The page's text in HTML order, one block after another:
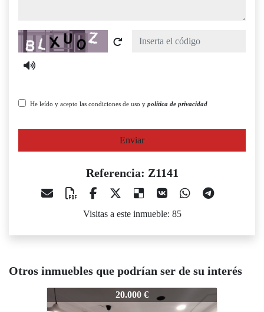
Captcha
He leído y acepto las condiciones de uso y política de privacidad
Enviar
Referencia: Z1141
Visitas a este inmueble: 85
Otros inmuebles que podrían ser de su interés
Z1141
20.000 €
Z1141 35.000 €